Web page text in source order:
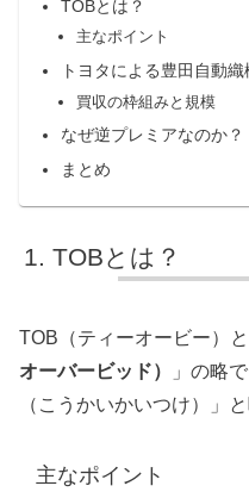
TOBとは？
主なポイント
トヨタによる豊田自動
買収の枠組みと規模
なぜ逆プレミアなのか？
まとめ
TOBとは？
TOB（ティーオービー）と
オーバービッド）
」の略
（こうかいかいつけ）」と
主なポイント